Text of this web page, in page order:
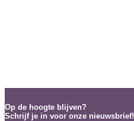
Op de hoogte blijven?
Schrijf je in voor onze nieuwsbrief!